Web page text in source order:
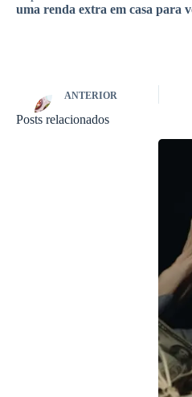
uma renda extra em casa para
ANTERIOR
Posts relacionados